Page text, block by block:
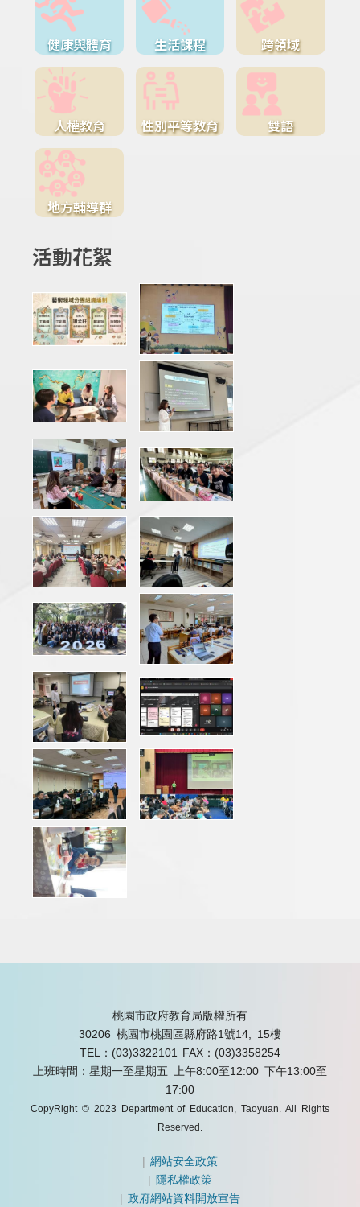
健康與體育 生活課程 跨領域
人權教育 性別平等教育 雙語
地方輔導群
活動花絮
桃園市政府教育局版權所有
30206 桃園市桃園區縣府路1號14, 15樓
TEL：(03)3322101
FAX：(03)3358254
上班時間：星期一至星期五 上午8:00至12:00 下午13:00至
17:00
CopyRight © 2023 Department of Education, Taoyuan. All Rights
Reserved.
|網站安全政策
| 隱私權政策
|政府網站資料開放宣告